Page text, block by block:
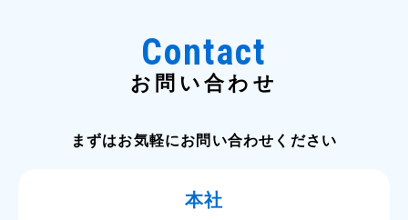
Contact
お問い合わせ
まずはお気軽にお問い合わせください
本社